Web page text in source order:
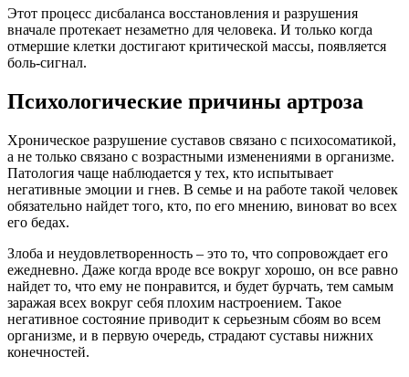
Этот процесс дисбаланса восстановления и разрушения
вначале протекает незаметно для человека. И только когда
отмершие клетки достигают критической массы, появляется
боль-сигнал.
Психологические причины артроза
Хроническое разрушение суставов связано с психосоматикой,
а не только связано с возрастными изменениями в организме.
Патология чаще наблюдается у тех, кто испытывает
негативные эмоции и гнев. В семье и на работе такой человек
обязательно найдет того, кто, по его мнению, виноват во всех
его бедах.
Злоба и неудовлетворенность – это то, что сопровождает его
ежедневно. Даже когда вроде все вокруг хорошо, он все равно
найдет то, что ему не понравится, и будет бурчать, тем самым
заражая всех вокруг себя плохим настроением. Такое
негативное состояние приводит к серьезным сбоям во всем
организме, и в первую очередь, страдают суставы нижних
конечностей.